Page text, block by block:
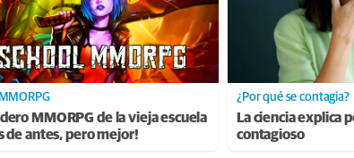
MMORPG de la vieja escuela
de antes, pero mejor!
¿Por qué se contagia?
La ciencia explica
contagioso